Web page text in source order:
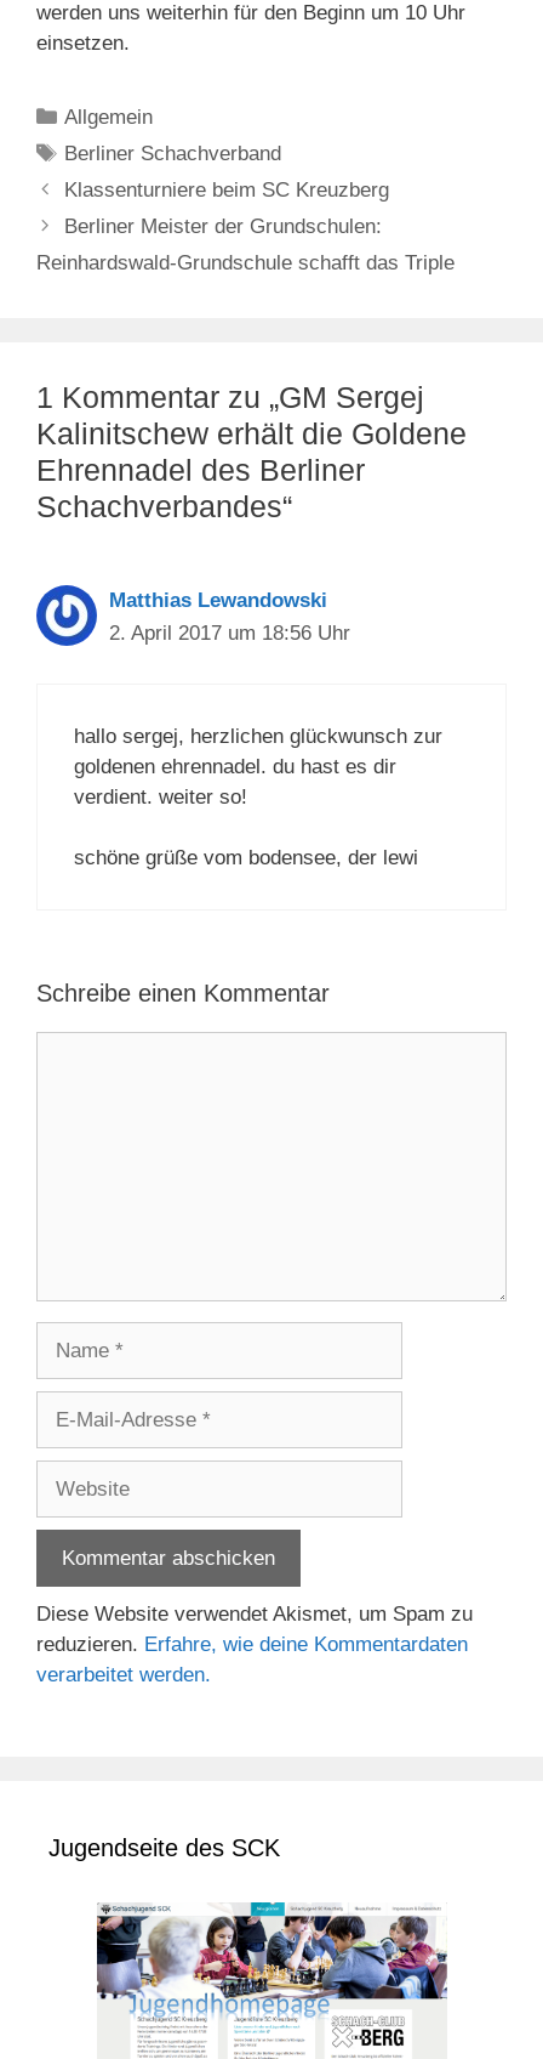
werden uns weiterhin für den Beginn um 10 Uhr
einsetzen.
Kategorien
Allgemein
Schlagwörter
Berliner Schachverband
Klassenturniere beim SC Kreuzberg
Berliner Meister der Grundschulen:
Reinhardswald-Grundschule schafft das Triple
1 Kommentar zu „GM Sergej
Kalinitschew erhält die Goldene
Ehrennadel des Berliner
Schachverbandes“
Matthias Lewandowski
2. April 2017 um 18:56 Uhr
hallo sergej, herzlichen glückwunsch zur
goldenen ehrennadel. du hast es dir
verdient. weiter so!
schöne grüße vom bodensee, der lewi
Schreibe einen Kommentar
Adresse
Diese Website verwendet Akismet, um Spam zu
reduzieren. Erfahre, wie deine Kommentardaten
verarbeitet werden.
Jugendseite des SCK